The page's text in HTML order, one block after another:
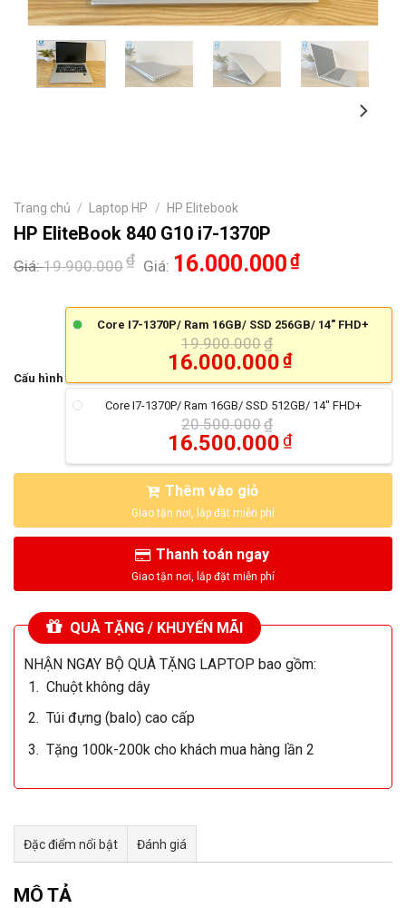
Trang chủ / Laptop HP / HP Elitebook
HP EliteBook 840 G10 i7-1370P
Giá:19.900.000₫ Giá: 16.000.000₫
Cấu hình
Core I7-1370P/ Ram 16GB/ SSD 256GB/ 14" FHD+
19.900.000₫
16.000.000₫
Core I7-1370P/ Ram 16GB/ SSD 512GB/ 14" FHD+
20.500.000₫
16.500.000₫
Thêm vào giỏ
Thanh toán ngay
QUÀ TẶNG / KHUYẾN MÃI
NHẬN NGAY BỘ QUÀ TẶNG LAPTOP bao gồm:
Chuột không dây
Túi đựng (balo) cao cấp
Tặng 100k-200k cho khách mua hàng lần 2
Đặc điểm nổi bật Đánh giá
Tư vấn & bán hàng qua Facebook
MÔ TẢ